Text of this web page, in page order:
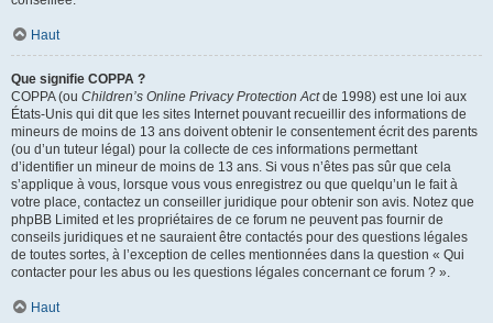
Haut
Que signifie COPPA ?
COPPA (ou Children’s Online Privacy Protection Actde 1998) est une loi aux
États-Unis qui dit que les sites Internet pouvant recueillir des informations de
mineurs de moins de 13 ans doivent obtenir le consentement écrit des parents
(ou d’un tuteur légal) pour la collecte de ces informations permettant
d’identifier un mineur de moins de 13 ans. Si vous n’êtes pas sûr que cela
s’applique à vous, lorsque vous vous enregistrez ou que quelqu’un le fait à
votre place, contactez un conseiller juridique pour obtenir son avis. Notez que
phpBB Limited et les propriétaires de ce forum ne peuvent pas fournir de
conseils juridiques et ne sauraient être contactés pour des questions légales
de toutes sortes, à l’exception de celles mentionnées dans la question « Qui
contacter pour les abus ou les questions légales concernant ce forum ? ».
Haut